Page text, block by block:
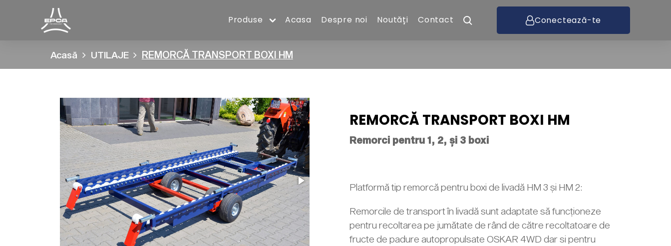
Produse Acasa Despre noi Noutăți Contact Conectează-te
Acasă UTILAJE REMORCĂ TRANSPORT BOXI HM
REMORCĂ TRANSPORT BOXI HM
Remorci pentru 1, 2, și 3 boxi
Platformă tip remorcă pentru boxi de livadă HM 3 și HM 2:
Remorcile de transport în livadă sunt adaptate să funcționeze
pentru recoltarea pe jumătate de rând de către recoltatoare de
fructe de padure autopropulsate OSKAR 4WD dar si pentru